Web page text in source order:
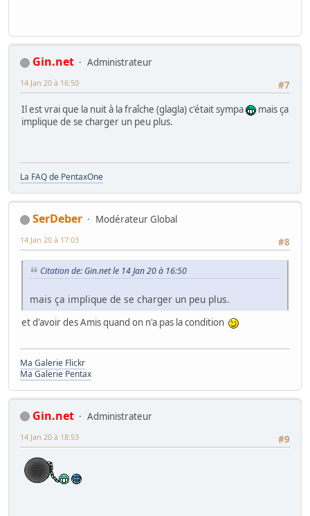
Gin.net
Administrateur
#7
14 Jan 20 à 16:50
Il est vrai que la nuit à la fraîche (glagla) c'était sympa
mais ça
implique de se charger un peu plus.
La FAQ de PentaxOne
SerDeber
Modérateur Global
#8
14 Jan 20 à 17:03
Citation de: Gin.net le 14 Jan 20 à 16:50
mais ça implique de se charger un peu plus.
et d'avoir des Amis quand on n'a pas la condition
Ma Galerie Flickr
Ma Galerie Pentax
Gin.net
Administrateur
#9
14 Jan 20 à 18:53